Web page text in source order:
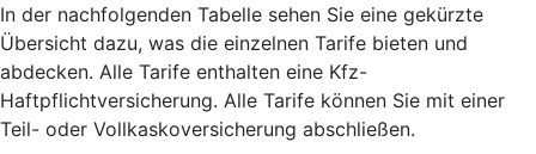
In der nachfolgenden Tabelle sehen Sie eine gekürzte
Übersicht dazu, was die einzelnen Tarife bieten und
abdecken. Alle Tarife enthalten eine Kfz-
Haftpflichtversicherung. Alle Tarife können Sie mit einer
Teil- oder Vollkaskoversicherung abschließen.